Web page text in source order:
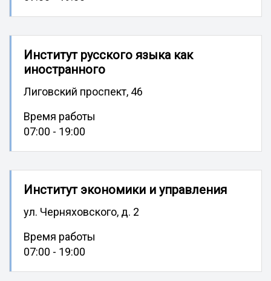
Институт русского языка как
иностранного
Лиговский проспект, 46
Время работы
07:00 - 19:00
Институт экономики и управления
ул. Черняховского, д. 2
Время работы
07:00 - 19:00